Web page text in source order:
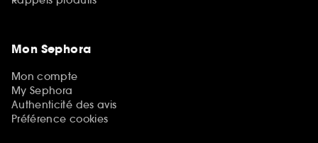
Mon Sephora
Mon compte
My Sephora
Authenticité des avis
Préférence cookies